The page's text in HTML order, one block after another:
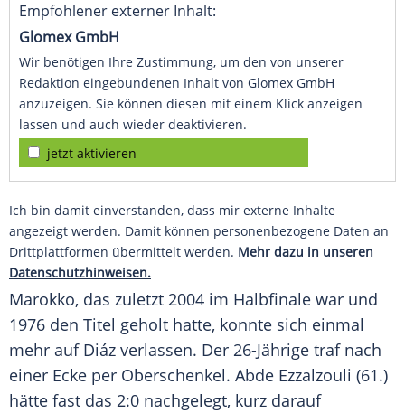
Empfohlener externer Inhalt:
Glomex GmbH
Wir benötigen Ihre Zustimmung, um den von unserer
Redaktion eingebundenen Inhalt von Glomex GmbH
anzuzeigen. Sie können diesen mit einem Klick anzeigen
lassen und auch wieder deaktivieren.
jetzt aktivieren
Ich bin damit einverstanden, dass mir externe Inhalte
angezeigt werden. Damit können personenbezogene Daten an
Drittplattformen übermittelt werden. Mehr dazu in unseren
Datenschutzhinweisen.
Marokko, das zuletzt 2004 im Halbfinale war und
1976 den Titel geholt hatte, konnte sich einmal
mehr auf Diáz verlassen. Der 26-Jährige traf nach
einer Ecke per Oberschenkel. Abde Ezzalzouli (61.)
hätte fast das 2:0 nachgelegt, kurz darauf